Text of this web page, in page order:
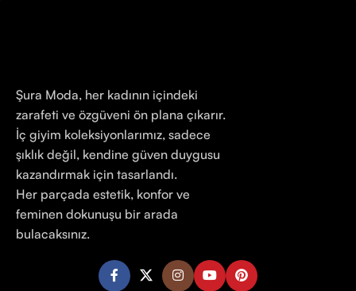
Şura Moda, her kadının içindeki
zarafeti ve özgüveni ön plana çıkarır.
İç giyim koleksiyonlarımız, sadece
şıklık değil, kendine güven duygusu
kazandırmak için tasarlandı.
Her parçada estetik, konfor ve
feminen dokunuşu bir arada
bulacaksınız.